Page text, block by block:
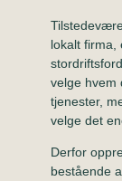
lokalt firma,
velge hvem
tjenester,
velge det
Derfor
bestående